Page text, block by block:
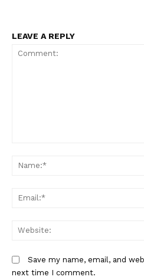
LEAVE A REPLY
Save my name, email, and
next time I comment.